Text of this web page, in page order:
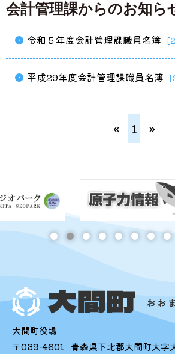
会計管理課からのお知ら
令和５年度会計管理課職員名簿
平成29年度会計管理課職員名簿
« 1 »
大間町役場
〒039-4601 青森県下北郡大間町大字